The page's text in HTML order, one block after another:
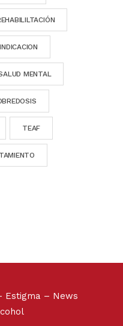
MENTAL
TEAF
Estigma – News